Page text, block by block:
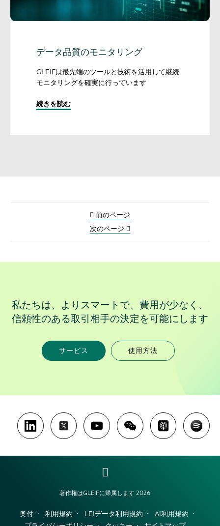
データ品質のモニタリング
GLEIFは最先端のツールと技術を活用して継続
モニタリングを確実に行っています
続きを読む
前のページ
次のページ
私たちは、よりスマートで、費用が少なく、
信頼性のある取引相手の決定を可能にします
サービス 使用方法
著作権はGLEIFに帰属します 2026
奥付 利用規約 LEIデータ利用規約
AI利用規約